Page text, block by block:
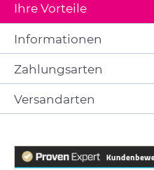
Ihre Vorteile
Informationen
Zahlungsarten
Versandarten